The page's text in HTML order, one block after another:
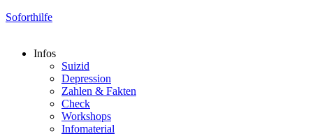
Soforthilfe
Infos
Suizid
Depression
Zahlen & Fakten
Check
Workshops
Infomaterial